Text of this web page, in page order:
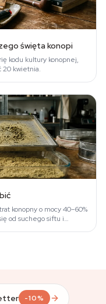
święta konopi
kodu kultury konopnej,
20 kwietnia.
konopny o mocy 40–60%
od suchego siftu i
-10%